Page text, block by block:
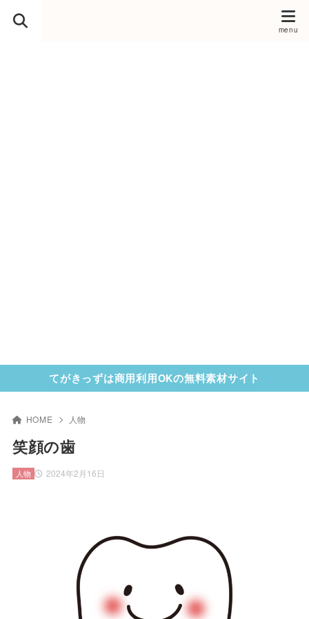
てがきっずは商用利用OKの無料素材サイト
HOME 人物
笑顔の歯
2024年2月16日
人物